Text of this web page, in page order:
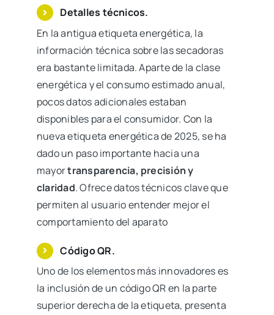
Detalles técnicos.
En la antigua etiqueta energética, la
información técnica sobre las secadoras
era bastante limitada. Aparte de la clase
energética y el consumo estimado anual,
pocos datos adicionales estaban
disponibles para el consumidor. Con la
nueva etiqueta energética de 2025, se ha
dado un paso importante hacia una
mayortransparencia, precisión y
claridad. Ofrece datos técnicos clave que
permiten al usuario entender mejor el
comportamiento del aparato
Código QR.
Uno de los elementos más innovadores es
la inclusión de un código QR en la parte
superior derecha de la etiqueta, presenta